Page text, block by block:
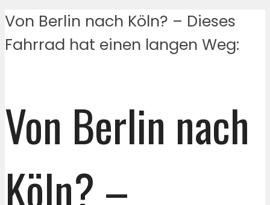
Von Berlin nach Köln? – Dieses
Fahrrad hat einen langen Weg:
Von Berlin nach
Köln? –